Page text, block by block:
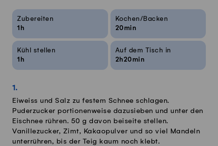
Rezeptinfos
Zubereiten
1h
Kochen/Backen
20min
Kühl stellen
1h
Auf dem Tisch in
2h20min
Eiweiss und Salz zu festem Schnee schlagen.
Puderzucker portionenweise dazusieben und unter den
Eischnee rühren. 50 g davon beiseite stellen.
Vanillezucker, Zimt, Kakaopulver und so viel Mandeln
unterrühren, bis der Teig kaum noch klebt.